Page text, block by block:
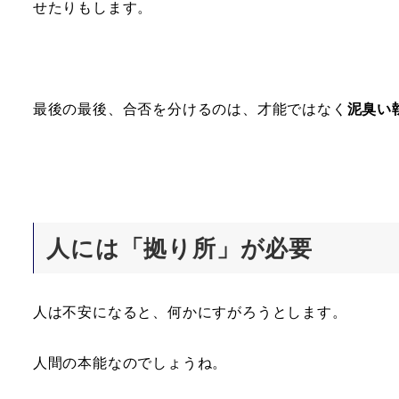
せたりもします。
最後の最後、合否を分けるのは、才能ではなく 泥臭い
人には「拠り所」が必要
人は不安になると、何かにすがろうとします。
人間の本能なのでしょうね。